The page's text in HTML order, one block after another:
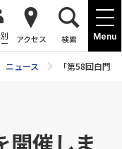
Menu
アクセス 検索
ニュース 「第58回白門
開催しま